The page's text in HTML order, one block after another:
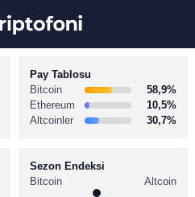
Pay Tablosu
Bitcoin
58,9%
Ethereum
10,5%
Altcoinler
30,7%
Sezon Endeksi
Bitcoin
Altcoin